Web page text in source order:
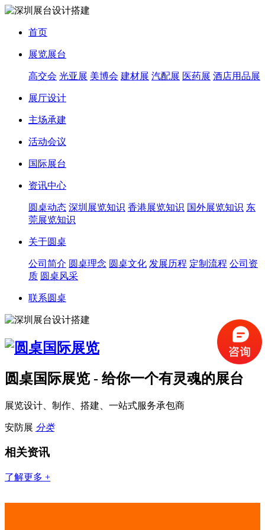
首页
展览展台
高交会 光亚展 美博会 建材展 汽配展 医药展 酒店用品展
展厅设计
主场承建
活动会议
国际展台
资讯中心
圆桌动态 深圳展览知识 香港展览知识 国外展览知识 东
莞展览知识
关于圆桌
公司简介 圆桌理念 圆桌文化 发展历程 定制流程 公司资
质 圆桌风采
联系圆桌
圆桌国际展览 - 给你一个有灵魂的展台
展览设计、制作、搭建、一站式服务承包商
安防展 分类
相关资讯
了解更多 +